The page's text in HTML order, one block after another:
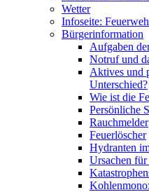
Wetter
Infoseite:
Bürgerinformation
Aufgaben
Notruf und
Aktives und
Unterschied?
Wie ist die
Persönliche
Rauchmelder
Feuerlöscher
Hydranten
Ursachen